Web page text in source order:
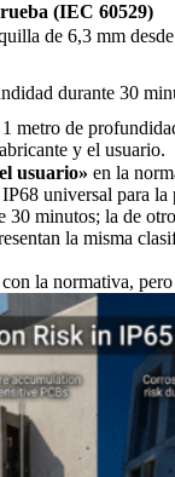
(IEC 60529)
de 6,3 mm
durante 30
metro de
y el usuario.
usuario» en la
universal para
minutos; la de
la misma
la normativa,